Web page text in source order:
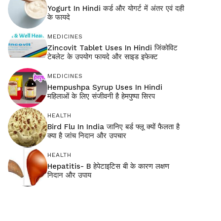
Yogurt In Hindi कर्ड और योगर्ट में अंतर एवं दही
के फायदे
MEDICINES
Zincovit Tablet Uses In Hindi जिंकोविट
टेबलेट के उपयोग फायदे और साइड इफेक्ट
MEDICINES
Hempushpa Syrup Uses In Hindi
महिलाओं के लिए संजीवनी है हेमपुष्पा सिरप
HEALTH
Bird Flu In India जानिए बर्ड फ्लू क्यों फैलता है
क्या है जांच निदान और उपचार
HEALTH
Hepatitis- B हेपेटाइटिस बी के कारण लक्षण
निदान और उपाय